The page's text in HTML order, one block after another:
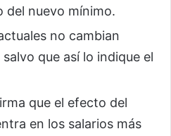
del nuevo mínimo.
no cambian
que así lo indique el
que el efecto del
en los salarios más